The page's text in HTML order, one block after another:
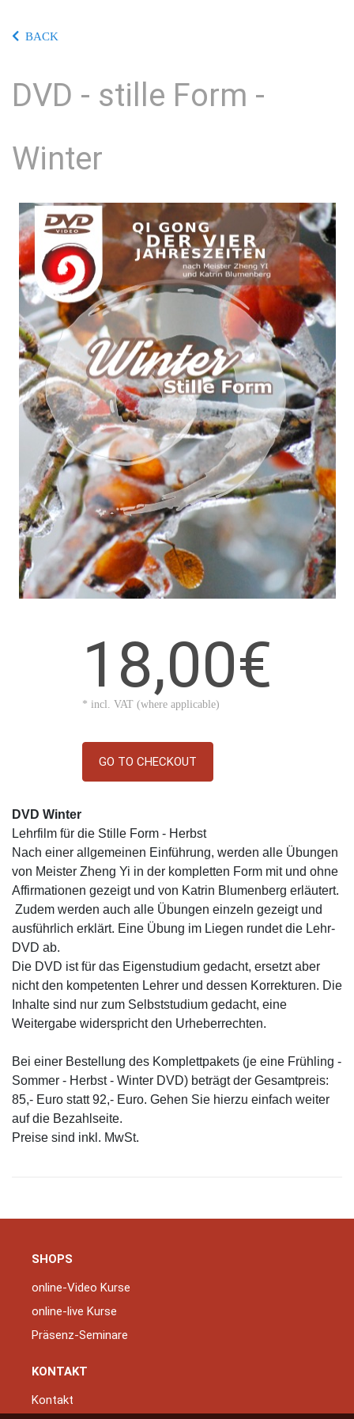
BACK
DVD - stille Form -
Winter
18,00€
* incl. VAT (where applicable)
GO TO CHECKOUT
DVD Winter
Lehrfilm für die Stille Form - Herbst
Nach einer allgemeinen Einführung, werden alle Übungen
von Meister Zheng Yi in der kompletten Form mit und ohne
Affirmationen gezeigt und von Katrin Blumenberg erläutert.
Zudem werden auch alle Übungen einzeln gezeigt und
ausführlich erklärt. Eine Übung im Liegen rundet die Lehr-
DVD ab.
Die DVD ist für das Eigenstudium gedacht, ersetzt aber
nicht den kompetenten Lehrer und dessen Korrekturen. Die
Inhalte sind nur zum Selbststudium gedacht, eine
Weitergabe widerspricht den Urheberrechten.
Bei einer Bestellung des Komplettpakets (je eine Frühling -
Sommer - Herbst - Winter DVD) beträgt der Gesamtpreis:
85,- Euro statt 92,- Euro. Gehen Sie hierzu einfach weiter
auf die Bezahlseite.
Preise sind inkl. MwSt.
SHOPS
online-Video Kurse
online-live Kurse
Präsenz-Seminare
KONTAKT
Kontakt